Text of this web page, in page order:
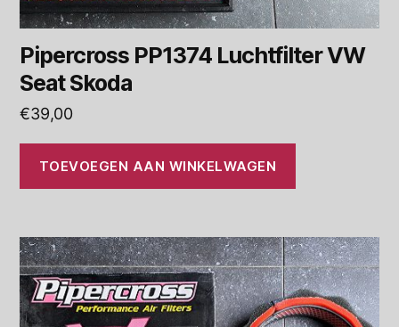
Pipercross PP1374 Luchtfilter VW
Seat Skoda
€39,00
TOEVOEGEN AAN WINKELWAGEN